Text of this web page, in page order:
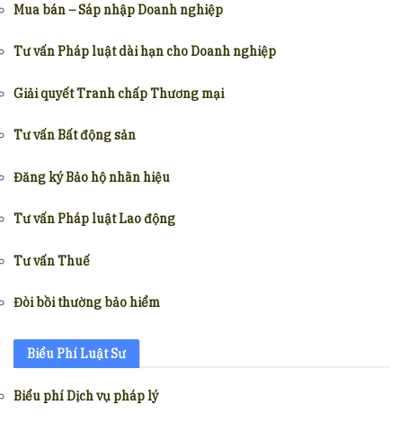
Mua bán – Sáp nhập Doanh nghiệp
Tư vấn Pháp luật dài hạn cho Doanh nghiệp
Giải quyết Tranh chấp Thương mại
Tư vấn Bất động sản
Đăng ký Bảo hộ nhãn hiệu
Tư vấn Pháp luật Lao động
Tư vấn Thuế
Đòi bồi thường bảo hiểm
Biểu Phí Luật Sư
Biểu phí Dịch vụ pháp lý